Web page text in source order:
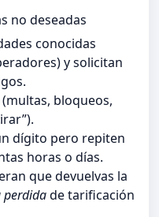
no deseadas
conocidas
y solicitan
(multas, bloqueos,
dígito pero repiten
horas o días.
que devuelvas la
de tarificación